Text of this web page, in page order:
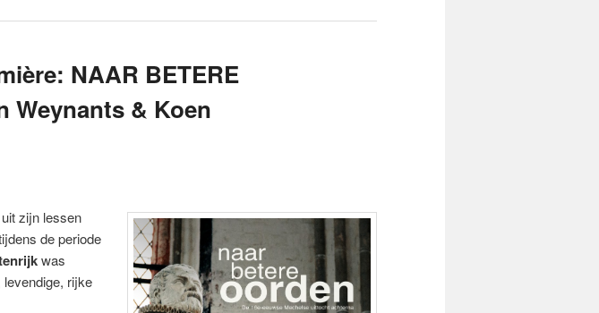
NAAR BETERE
Weynants & Koen
zijn lessen
de periode
was
levendige, rijke